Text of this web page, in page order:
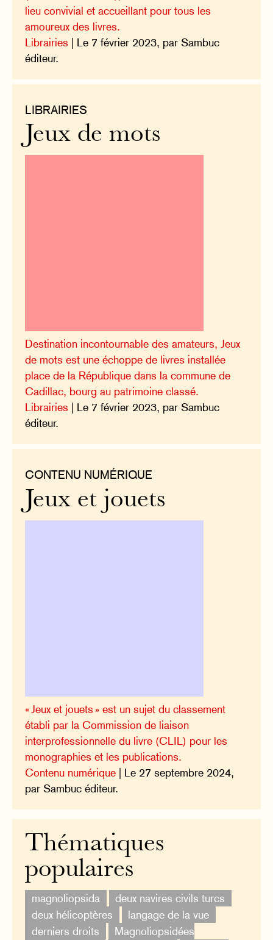
lieu convivial et accueillant pour tous les
amoureux des livres.
Librairies | Le 7 février 2023, par Sambuc
éditeur.
LIBRAIRIES
Jeux de mots
Destination incontournable des amateurs, Jeux
de mots est une échoppe de livres installée
place de la République dans la commune de
Cadillac, bourg au patrimoine classé.
Librairies | Le 7 février 2023, par Sambuc
éditeur.
CONTENU NUMÉRIQUE
Jeux et jouets
« Jeux et jouets » est un sujet du classement
établi par la Commission de liaison
interprofessionnelle du livre (CLIL) pour les
monographies et les publications.
Contenu numérique | Le 27 septembre 2024,
par Sambuc éditeur.
Thématiques
populaires
magnoliopsida
deux navires civils turcs
deux hélicoptères
langage de la vue
derniers droits
Magnoliopsidées